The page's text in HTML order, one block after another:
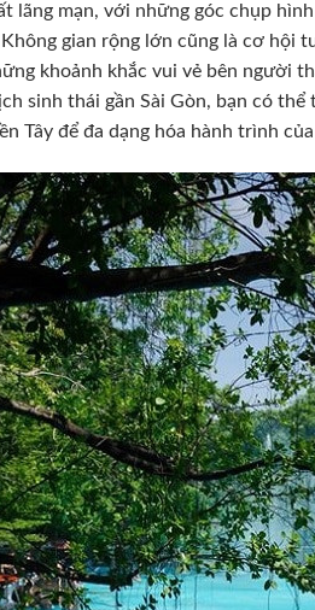
lãng mạn, với những góc chụp
gian rộng lớn cũng là cơ hội
khoảnh khắc vui vẻ bên người
sinh thái gần Sài Gòn, bạn có
Tây để đa dạng hóa hành trình